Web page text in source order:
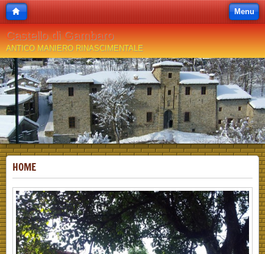
Menu
Castello di Gambaro
ANTICO MANIERO RINASCIMENTALE
HOME